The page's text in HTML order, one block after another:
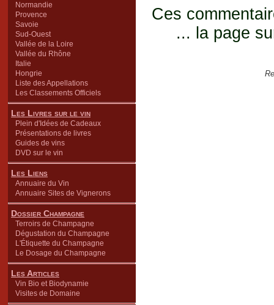
Normandie
Provence
Savoie
Sud-Ouest
Vallée de la Loire
Vallée du Rhône
Italie
Hongrie
Liste des Appellations
Les Classements Officiels
Les Livres sur le vin
Plein d'Idées de Cadeaux
Présentations de livres
Guides de vins
DVD sur le vin
Les Liens
Annuaire du Vin
Annuaire Sites de Vignerons
Dossier Champagne
Terroirs de Champagne
Dégustation du Champagne
L'Étiquette du Champagne
Le Dosage du Champagne
Les Articles
Vin Bio et Biodynamie
Visites de Domaine
Ces
... la page